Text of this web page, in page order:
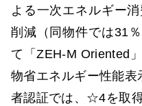
よる一次エネルギー
削減（同物件では31
て「ZEH-M Oriented
物省エネルギー性能
者認証では、☆4を取得